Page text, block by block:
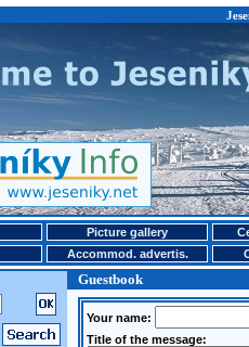
Picture gallery
Accommod. advertis.
Guestbook
Your name:
Title of the message: